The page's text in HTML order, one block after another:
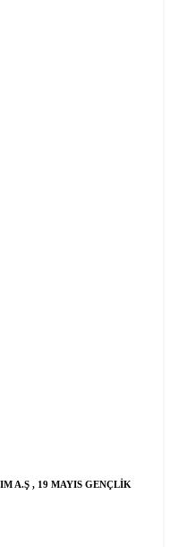
A.Ş , 19 MAYIS GENÇLİK